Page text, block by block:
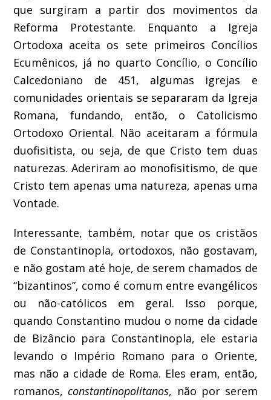
que surgiram a partir dos movimentos da
Reforma Protestante. Enquanto a Igreja
Ortodoxa aceita os sete primeiros Concílios
Ecumênicos, já no quarto Concílio, o Concílio
Calcedoniano de 451, algumas igrejas e
comunidades orientais se separaram da Igreja
Romana, fundando, então, o Catolicismo
Ortodoxo Oriental. Não aceitaram a fórmula
duofisitista, ou seja, de que Cristo tem duas
naturezas. Aderiram ao monofisitismo, de que
Cristo tem apenas uma natureza, apenas uma
Vontade.
Interessante, também, notar que os cristãos
de Constantinopla, ortodoxos, não gostavam,
e não gostam até hoje, de serem chamados de
“bizantinos”, como é comum entre evangélicos
ou não-católicos em geral. Isso porque,
quando Constantino mudou o nome da cidade
de Bizâncio para Constantinopla, ele estaria
levando o Império Romano para o Oriente,
mas não a cidade de Roma. Eles eram, então,
romanos,constantinopolitanos, não por serem